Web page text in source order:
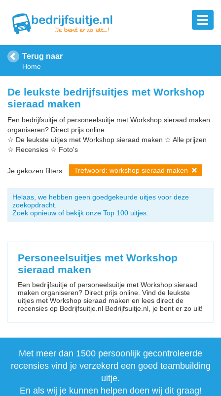
Terug naar
Home
De leukste bedrijfsuitjes met Workshop
sieraad maken
Een bedrijfsuitje of personeelsuitje met Workshop sieraad maken
organiseren? Direct prijs online.
☆ De leukste uitjes met Workshop sieraad maken ☆ Alle prijzen
☆ Recensies ☆ Foto's
Je gekozen filters: Trefwoord: workshop sieraad maken
Helaas, we hebben geen goedgekeurde uitjes voor deze
zoekopdracht.
Zoek opnieuw of bekijk onze Top 100 uitjes.
Personeelsuitjes met Workshop
sieraad maken
Een bedrijfsuitje of personeelsuitje met Workshop sieraad
maken organiseren? Direct prijs online. Vind de leukste
uitjes met Workshop sieraad maken en lees direct de
recensies op Bedrijfsuitje.nl Bedrijfsuitje.nl, je bent er zo uit!
Met meer dan 1500 persoonlijk gecontroleerde
recensies vind je verzekerd een goed teambuilding
uitje.
En als wij je kunnen helpen doen wij dit graag!